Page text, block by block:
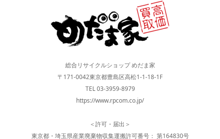
総合リサイクルショップ めだま家
〒171-0042東京都豊島区高松1-1-18-1F
TEL 03-3959-8979
https://www.rpcom.co.jp/
＜許可・届出＞
東京都・埼玉県産業廃棄物収集運搬許可番号： 第164830号